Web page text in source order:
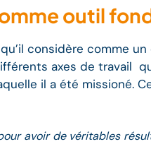
outil
considère comme
axes de travail
il a été missioné.
avoir de véritables